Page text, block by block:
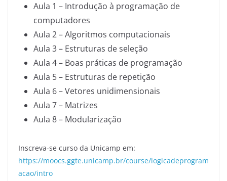
Aula 1 – Introdução à programação de
computadores
Aula 2 – Algoritmos computacionais
Aula 3 – Estruturas de seleção
Aula 4 – Boas práticas de programação
Aula 5 – Estruturas de repetição
Aula 6 – Vetores unidimensionais
Aula 7 – Matrizes
Aula 8 – Modularização
Inscreva-se curso da Unicamp em:
https://moocs.ggte.unicamp.br/course/logicadeprogram
acao/intro